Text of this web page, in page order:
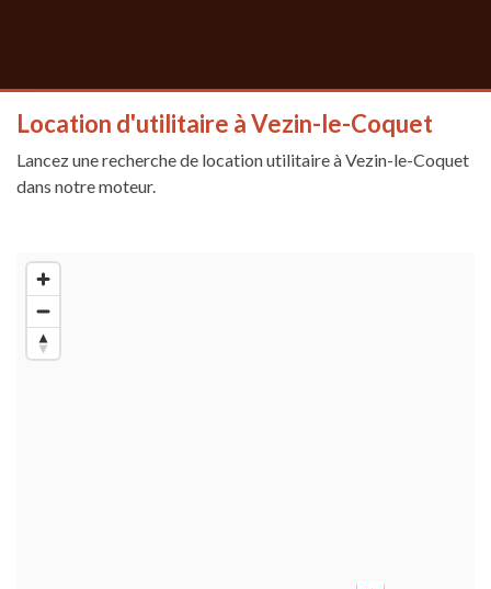
Location d'utilitaire à Vezin-le-Coquet
Lancez une recherche de location utilitaire à Vezin-le-Coquet
dans notre moteur.